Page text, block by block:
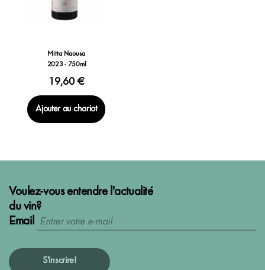
Mitta Naousa
2023 - 750ml
19,60 €
Ajouter au chariot
Voulez-vous entendre l'actualité
du vin?
Email
S'inscrire!